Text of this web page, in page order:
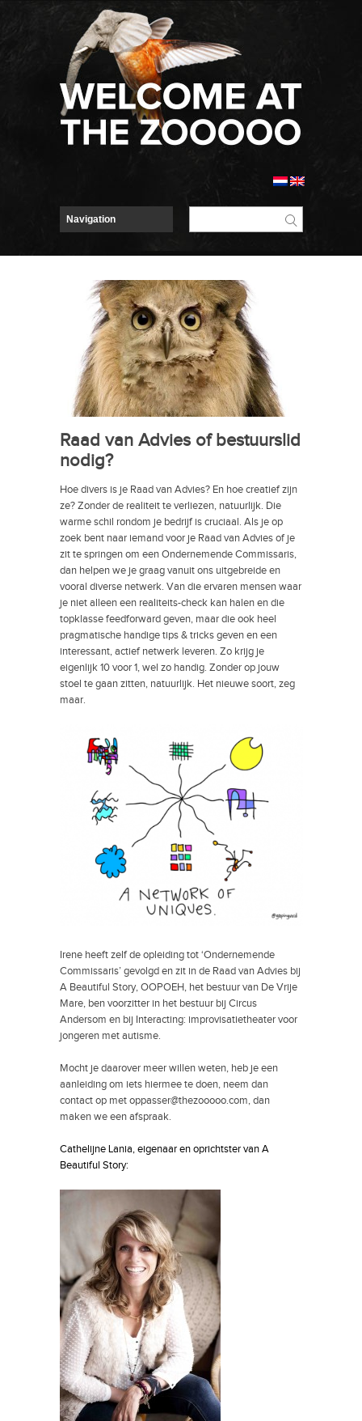
Raad van Advies of bestuurslid
nodig?
Hoe divers is je Raad van Advies? En hoe creatief zijn
ze? Zonder de realiteit te verliezen, natuurlijk. Die
warme schil rondom je bedrijf is cruciaal. Als je op
zoek bent naar iemand voor je Raad van Advies of je
zit te springen om een Ondernemende Commissaris,
dan helpen we je graag vanuit ons uitgebreide en
vooral diverse netwerk. Van die ervaren mensen waar
je niet alleen een realiteits-check kan halen en die
topklasse feedforward geven, maar die ook heel
pragmatische handige tips & tricks geven en een
interessant, actief netwerk leveren. Zo krijg je
eigenlijk 10 voor 1, wel zo handig. Zonder op jouw
stoel te gaan zitten, natuurlijk. Het nieuwe soort, zeg
maar.
Irene heeft zelf de opleiding tot ‘Ondernemende
Commissaris’ gevolgd en zit in de Raad van Advies bij
A Beautiful Story, OOPOEH, het bestuur van De Vrije
Mare, ben voorzitter in het bestuur bij Circus
Andersom en bij Interacting: improvisatietheater voor
jongeren met autisme.
Mocht je daarover meer willen weten, heb je een
aanleiding om iets hiermee te doen, neem dan
contact op metoppasser@thezooooo.com, dan
maken we een afspraak.
Cathelijne Lania, eigenaar en oprichtster van A
Beautiful Story: